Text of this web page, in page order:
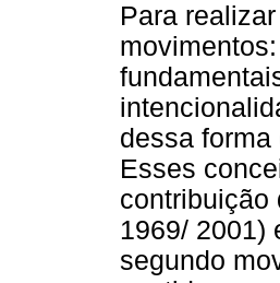
Para
dessa
Esses
contribuição
1969/ 2001)
segundo